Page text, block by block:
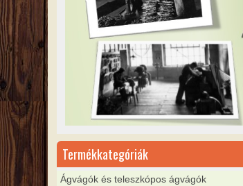
Termékkategóriák
Ágvágók és teleszkópos ágvágók